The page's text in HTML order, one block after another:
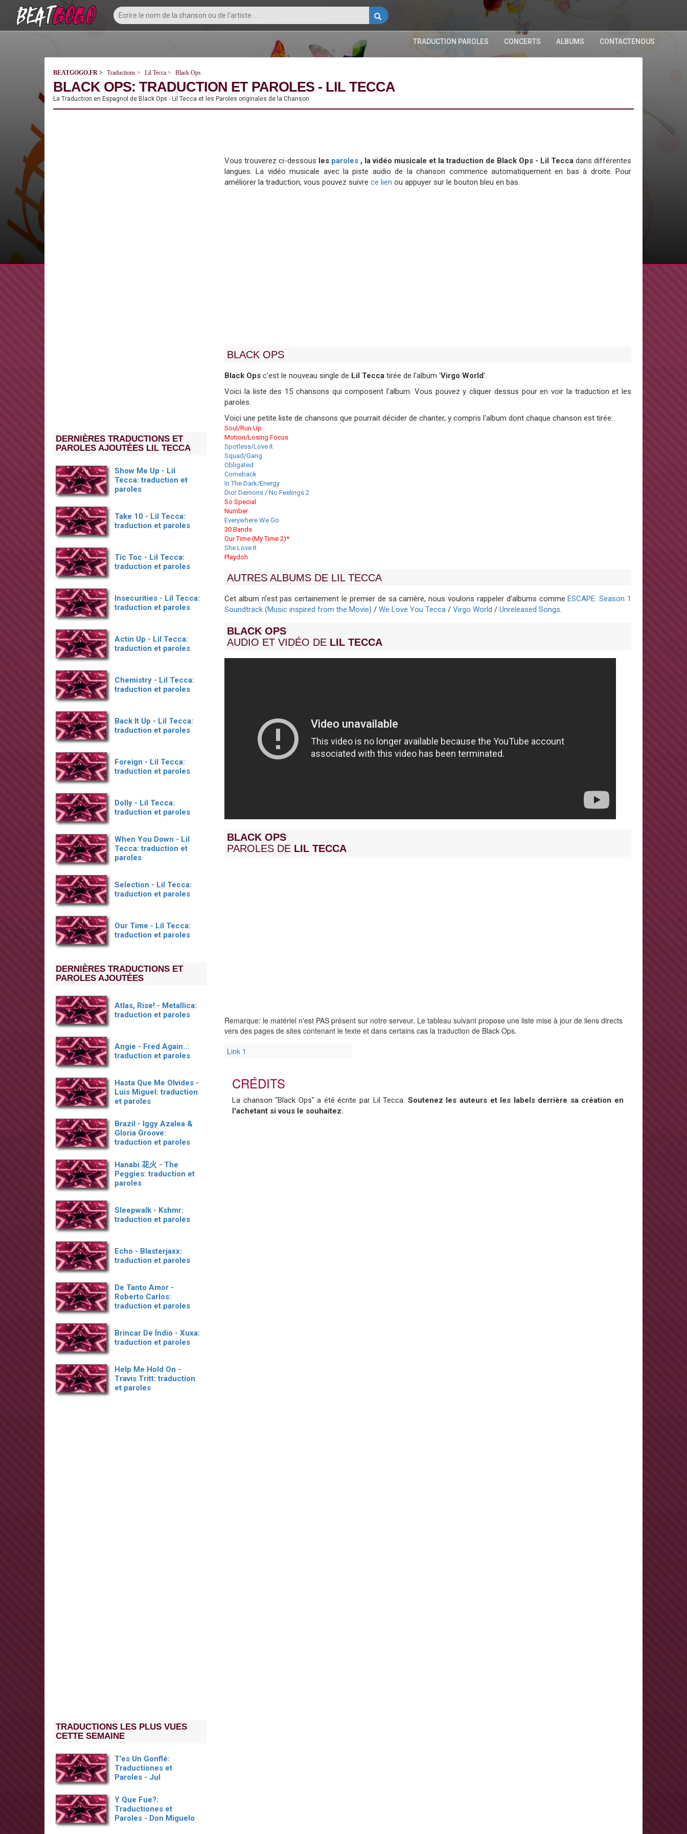
TRADUCTION PAROLES CONCERTS ALBUMS CONTACTENOUS
BEATGOGO.FR Traductions Lil Tecca Black Ops
BLACK OPS: TRADUCTION ET PAROLES - LIL TECCA
La Traduction en Espagnol de Black Ops - Lil Tecca et les Paroles originales de la Chanson
Vous trouverez ci-dessous les paroles , la vidéo musicale et la traduction de Black Ops - Lil Tecca dans différentes
langues. La vidéo musicale avec la piste audio de la chanson commence automatiquement en bas à droite. Pour
améliorer la traduction, vous pouvez suivre ce lien ou appuyer sur le bouton bleu en bas.
BLACK OPS
Black Ops c'est le nouveau single de Lil Tecca tirée de l'album 'Virgo World'.
Voici la liste des 15 chansons qui composent l'album. Vous pouvez y cliquer dessus pour en voir la traduction et les
paroles.
Voici une petite liste de chansons que pourrait décider de chanter, y compris l'album dont chaque chanson est tirée:
Soul/Run Up
Motion/Losing Focus
Spotless/Love It
Squad/Gang
Obligated
Comeback
In The Dark/Energy
Dior Demons / No Feelings 2
So Special
Number
Everywhere We Go
30 Bands
Our Time (My Time 2)*
She Love It
Playdoh
AUTRES ALBUMS DE LIL TECCA
Cet album n'est pas certainement le premier de sa carrière, nous voulons rappeler d'albums commeESCAPE: Season 1
Soundtrack (Music inspired from the Movie) / We Love You Tecca / Virgo World / Unreleased Songs.
BLACK OPS
AUDIO ET VIDÉO DE LIL TECCA
BLACK OPS
PAROLES DE LIL TECCA
Remarque: le matériel n'est PAS présent sur notre serveur. Le tableau suivant propose une liste mise à jour de liens directs
vers des pages de sites contenant le texte et dans certains cas la traduction de Black Ops.
Link 1
CRÉDITS
La chanson "Black Ops" a été écrite par Lil Tecca. Soutenez les auteurs et les labels derrière sa création en
l'achetant si vous le souhaitez.
DERNIÈRES TRADUCTIONS ET
PAROLES AJOUTÉES LIL TECCA
Show Me Up - Lil
Tecca: traduction et
paroles
Take 10 - Lil Tecca:
traduction et paroles
Tic Toc - Lil Tecca:
traduction et paroles
Insecurities - Lil Tecca:
traduction et paroles
Actin Up - Lil Tecca:
traduction et paroles
Chemistry - Lil Tecca:
traduction et paroles
Back It Up - Lil Tecca:
traduction et paroles
Foreign - Lil Tecca:
traduction et paroles
Dolly - Lil Tecca:
traduction et paroles
When You Down - Lil
Tecca: traduction et
paroles
Selection - Lil Tecca:
traduction et paroles
Our Time - Lil Tecca:
traduction et paroles
DERNIÈRES TRADUCTIONS ET
PAROLES AJOUTÉES
Atlas, Rise! - Metallica:
traduction et paroles
Angie - Fred Again..:
traduction et paroles
Hasta Que Me Olvides -
Luis Miguel: traduction
et paroles
Brazil - Iggy Azalea &
Gloria Groove:
traduction et paroles
Hanabi 花火 - The
Peggies: traduction et
paroles
Sleepwalk - Kshmr:
traduction et paroles
Echo - Blasterjaxx:
traduction et paroles
De Tanto Amor -
Roberto Carlos:
traduction et paroles
Brincar De Índio - Xuxa:
traduction et paroles
Help Me Hold On -
Travis Tritt: traduction
et paroles
TRADUCTIONS LES PLUS VUES
CETTE SEMAINE
T’es Un Gonflé:
Traductiones et
Paroles - Jul
Y Que Fue?:
Traductiones et
Paroles - Don Miguelo